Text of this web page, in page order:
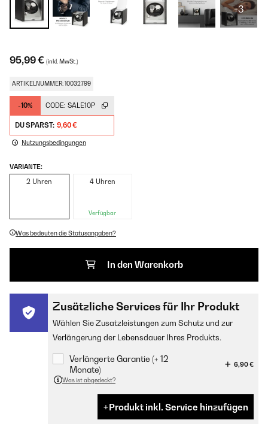
+3
95,99 € (inkl. MwSt.)
ARTIKELNUMMER: 10032799
-10% CODE: SALE10P
DU SPARST: 9,60 €
Nutzungsbedingungen
VARIANTE:
2 Uhren 4 Uhren
Verfügbar
Was bedeuten die Statusangaben?
In den Warenkorb
Zusätzliche Services für Ihr Produkt
Wählen Sie Zusatzleistungen zum Schutz und zur
Verlängerung der Lebensdauer Ihres Produkts.
Verlängerte Garantie (+ 12
Monate)
6,90 €
Was ist abgedeckt?
Produkt inkl. Service hinzufügen